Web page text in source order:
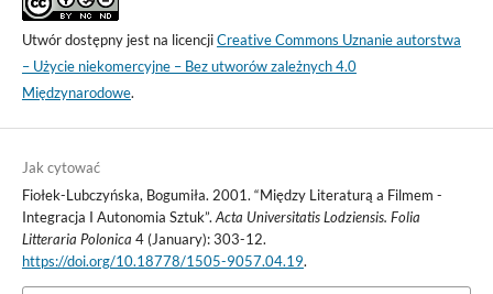
Utwór dostępny jest na licencjiCreative Commons Uznanie autorstwa
– Użycie niekomercyjne – Bez utworów zależnych 4.0
Międzynarodowe.
Jak cytować
Fiołek-Lubczyńska, Bogumiła. 2001. “Między Literaturą a Filmem -
Integracja I Autonomia Sztuk”. Acta Universitatis Lodziensis. Folia
Litteraria Polonica 4 (January): 303-12.
https://doi.org/10.18778/1505-9057.04.19.